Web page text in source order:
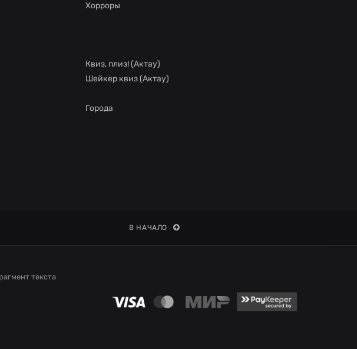
Хорроры
Квиз, плиз! (Актау)
Шейкер квиз (Актау)
Города
В НАЧАЛО
текста